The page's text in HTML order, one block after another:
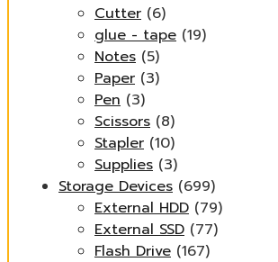
Cutter (6)
glue - tape (19)
Notes (5)
Paper (3)
Pen (3)
Scissors (8)
Stapler (10)
Supplies (3)
Storage Devices (699)
External HDD (79)
External SSD (77)
Flash Drive (167)